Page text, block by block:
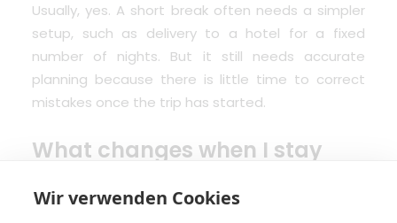
Usually, yes. A short break often needs a simpler
setup, such as delivery to a hotel for a fixed
number of nights. But it still needs accurate
planning because there is little time to correct
mistakes once the trip has started.
What changes when I stay
with oxygen?
Wir verwenden Cookies